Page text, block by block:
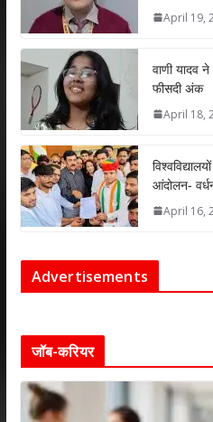
April 19,
वाणी यादव
फीसदी अंक
April 18,
आंदोलन-
April 16,
Advertisements
जॉब-करियर